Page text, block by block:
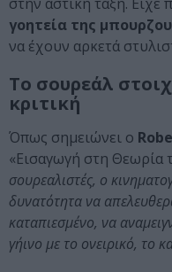
γοητεία της
να έχουν αρκετά
Το σουρεάλ
κριτική
Όπως σημειώνει ο
«Εισαγωγή στη Θεωρία
σουρεαλιστές, ο
δυνατότητα να
καταπιεσμένο, να
γήινο με το ονειρικό, το